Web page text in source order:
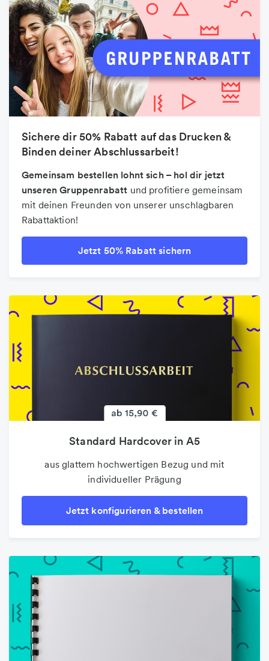
Sichere dir 50% Rabatt auf das Drucken &
Binden deiner Abschlussarbeit!
Gemeinsam bestellen lohnt sich – hol dir jetzt
unseren Gruppenrabatt und profitiere gemeinsam
mit deinen Freunden von unserer unschlagbaren
Rabattaktion!
Jetzt 50% Rabatt sichern
Standard Hardcover in A5
aus glattem hochwertigen Bezug und mit
individueller Prägung
Jetzt konfigurieren & bestellen